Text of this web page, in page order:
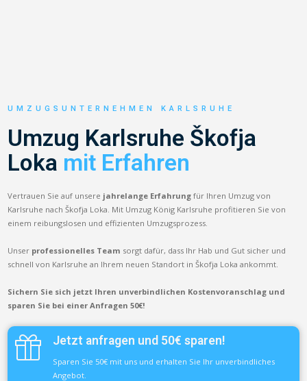
UMZUGSUNTERNEHMEN KARLSRUHE
Umzug Karlsruhe Škofja
Loka mit Erfahren
Vertrauen Sie auf unsere jahrelange Erfahrung für Ihren Umzug von
Karlsruhe nach Škofja Loka. Mit Umzug König Karlsruhe profitieren Sie von
einem reibungslosen und effizienten Umzugsprozess.
Unser professionelles Team sorgt dafür, dass Ihr Hab und Gut sicher und
schnell von Karlsruhe an Ihrem neuen Standort in Škofja Loka ankommt.
Sichern Sie sich jetzt Ihren unverbindlichen Kostenvoranschlag und
sparen Sie bei einer Anfragen 50€!
Jetzt anfragen und 50€ sparen!
Sparen Sie 50€ mit uns und erhalten Sie Ihr unverbindliches
Angebot.